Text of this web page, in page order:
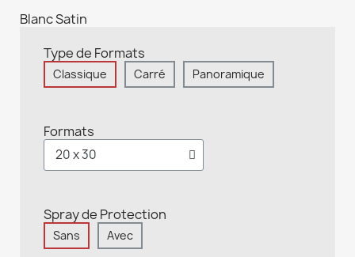
Blanc Satin
Type de Formats
Classique Carré Panoramique
Formats
Spray de Protection
Sans Avec